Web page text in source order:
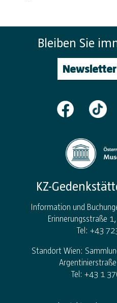
Bleiben Sie
KZ-
Information und
Erinnerungsstraße
Tel: +43
Standort Wien:
Tel: +43 1